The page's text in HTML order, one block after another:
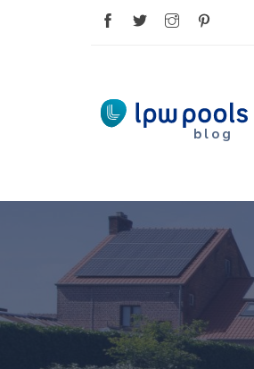
blog